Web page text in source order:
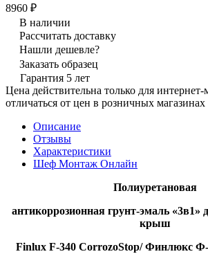
8960 ₽
В наличии
Рассчитать доставку
Нашли дешевле?
Заказать образец
Гарантия 5 лет
Цена действительна только для
отличаться от цен в розничных магазинах
Описание
Отзывы
Характеристики
Шеф Монтаж Онлайн
Полиуретановая
антикоррозионная грунт-эмаль «3в1»
крыш
Finlux F-340 CorrozoStop/ Финлюкс